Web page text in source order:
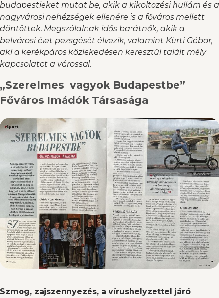
budapestieket mutat be, akik a kiköltözési hullám és a
nagyvárosi nehézségek ellenére is a főváros mellett
döntöttek. Megszólalnak idős barátnők, akik a
belvárosi élet pezsgését élvezik, valamint Kürti Gábor,
aki a kerékpáros közlekedésen keresztül talált mély
kapcsolatot a várossal.
„Szerelmes vagyok Budapestbe”
Főváros Imádók Társasága
Szmog, zajszennyezés, a vírushelyzettel járó